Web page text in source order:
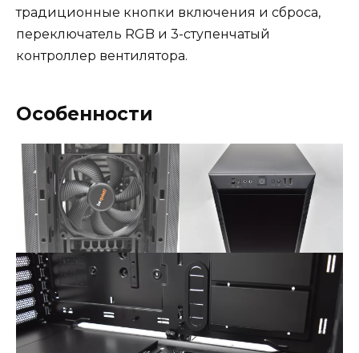
традиционные кнопки включения и сброса,
переключатель RGB и 3-ступенчатый
контроллер вентилятора.
Особенности